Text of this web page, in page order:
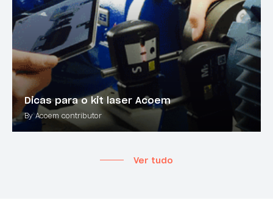
Dicas para o kit laser Acoem
By Acoem contributor
Ver tudo